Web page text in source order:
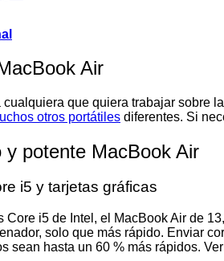
Air
que quiera trabajar sobre
otros portátiles diferentes. Si
y potente MacBook Air
i5 y tarjetas gráficas
Core i5 de Intel, el MacBook Air de
solo que más rápido. Enviar
sean hasta un 60 % más rápidos.